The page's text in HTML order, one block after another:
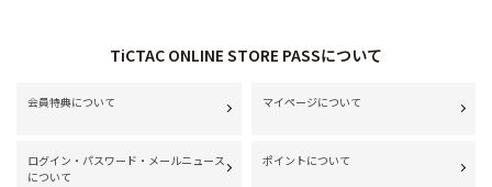
TiCTAC ONLINE STORE PASSについて
会員特典について マイページについて
ログイン・パスワード・メールニュース
について
ポイントについて